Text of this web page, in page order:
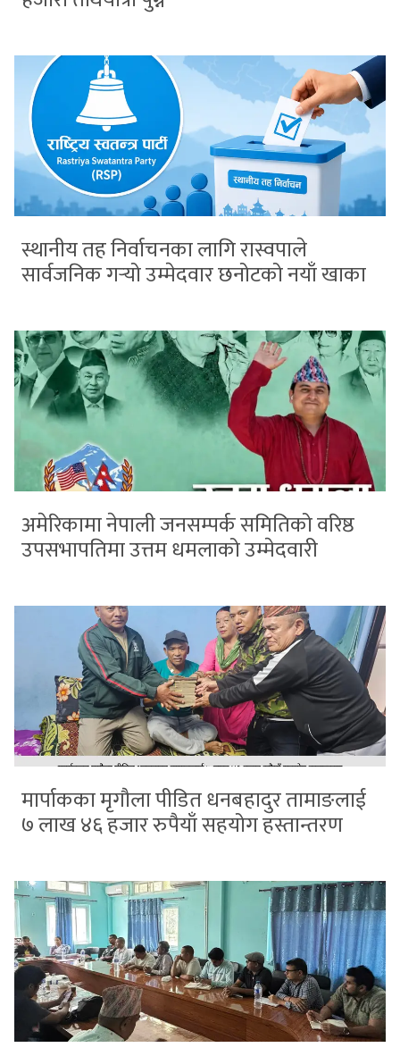
स्थानीय तह निर्वाचनका लागि रास्वपाले
सार्वजनिक गर्‍यो उम्मेदवार छनोटको नयाँ खाका
अमेरिकामा नेपाली जनसम्पर्क समितिको वरिष्ठ
उपसभापतिमा उत्तम धमलाको उम्मेदवारी
मार्पाकका मृगौला पीडित धनबहादुर तामाङलाई
७ लाख ४६ हजार रुपैयाँ सहयोग हस्तान्तरण